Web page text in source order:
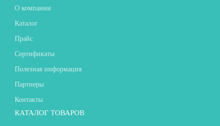
О компании
Каталог
Прайс
Сертификаты
Полезная информация
Партнеры
Контакты
КАТАЛОГ ТОВАРОВ